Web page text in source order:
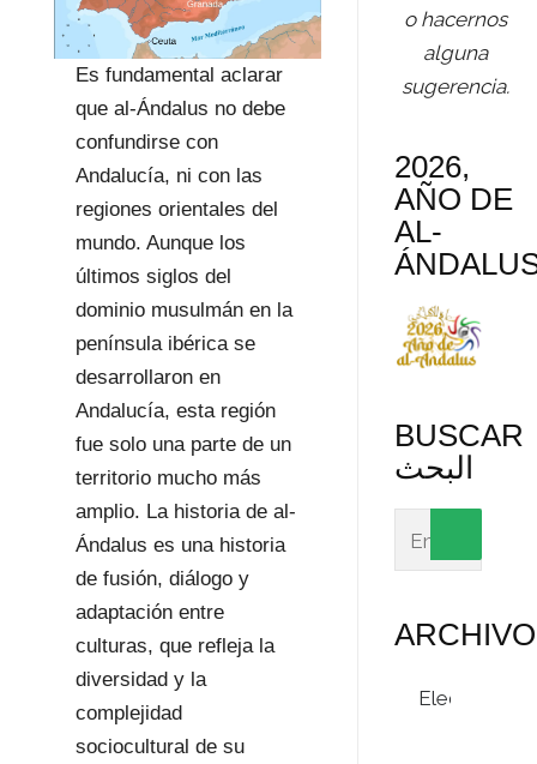
Es fundamental aclarar
que al-Ándalus no debe
confundirse con
Andalucía, ni con las
regiones orientales del
mundo. Aunque los
últimos siglos del
dominio musulmán en la
península ibérica se
desarrollaron en
Andalucía, esta región
fue solo una parte de un
territorio mucho más
amplio. La historia de al-
Ándalus es una historia
de fusión, diálogo y
adaptación entre
culturas, que refleja la
diversidad y la
complejidad
sociocultural de su
o hacernos
alguna
sugerencia.
2026,
AÑO DE
AL-
BUSCAR
البحث